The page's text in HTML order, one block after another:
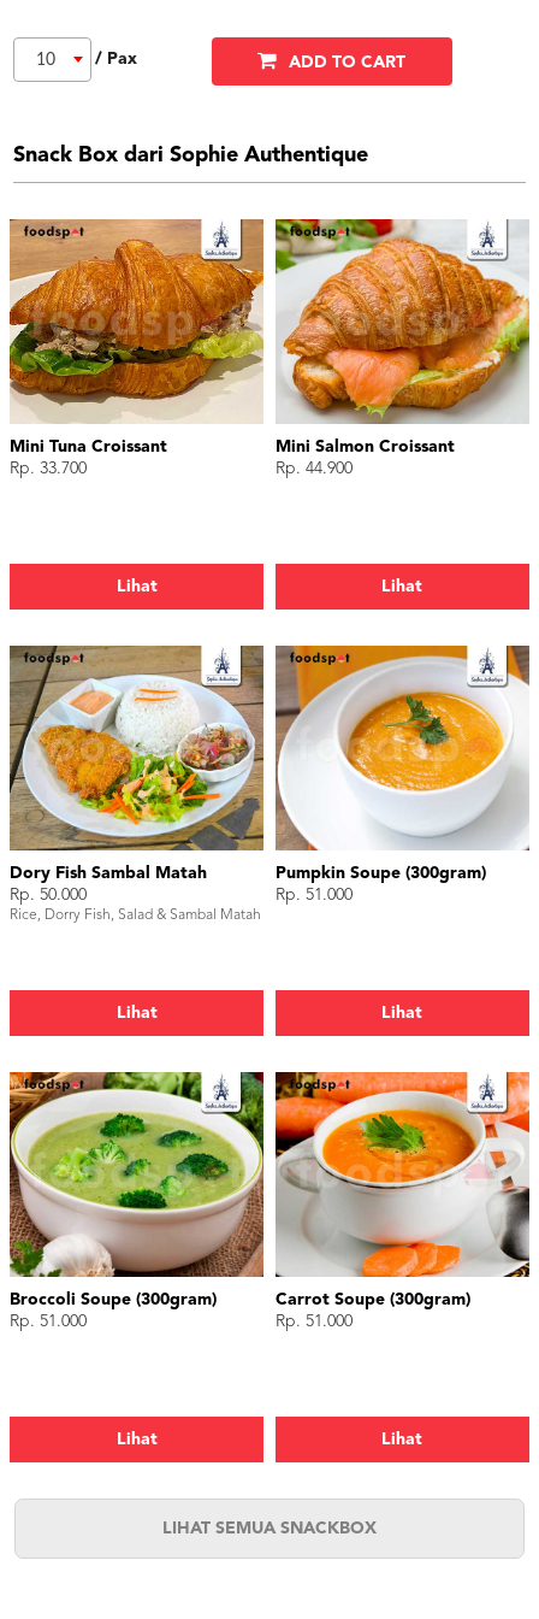
10 / Pax ADD TO CART
Snack Box dari Sophie Authentique
Mini Tuna Croissant
Rp. 33.700
Lihat
Mini Salmon Croissant
Rp. 44.900
Lihat
Dory Fish Sambal Matah
Rp. 50.000
Rice, Dorry Fish, Salad & Sambal Matah
Lihat
Pumpkin Soupe (300gram)
Rp. 51.000
Lihat
Broccoli Soupe (300gram)
Rp. 51.000
Lihat
Carrot Soupe (300gram)
Rp. 51.000
Lihat
LIHAT SEMUA SNACKBOX